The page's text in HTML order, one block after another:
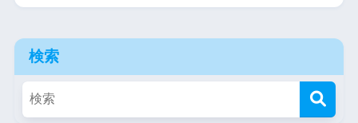
検索